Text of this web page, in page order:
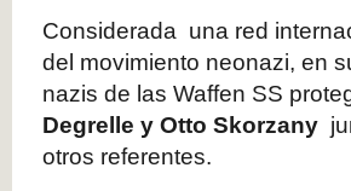
Considerada una red
del movimiento neonazi, en
nazis de las Waffen SS
Degrelle y Otto Skorzany
otros referentes.